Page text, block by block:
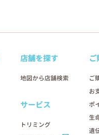
店舗を探す
地図から店舗検索
サービス
トリミング
ご
お
ポ
生
遺